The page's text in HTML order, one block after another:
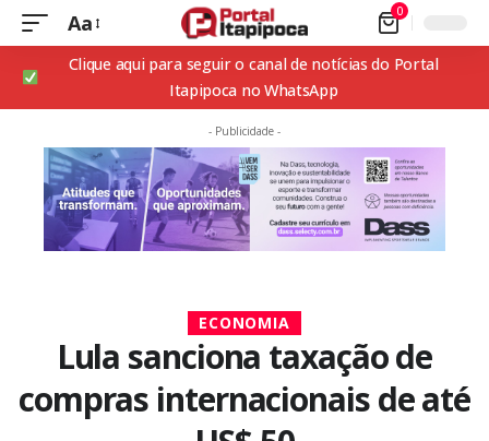
Aa 0
Clique aqui para seguir o canal de notícias do Portal
Itapipoca no WhatsApp
- Publicidade -
ECONOMIA
Lula sanciona taxação de
compras internacionais de até